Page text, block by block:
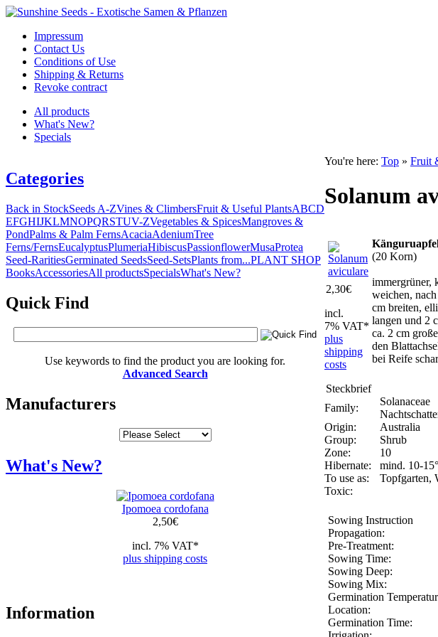
Impressum
Contact Us
Conditions of Use
Shipping & Returns
Revoke contract
All products
What's New?
Specials
Categories
Back in StockSeeds A-ZVines & ClimbersFruit & Useful PlantsABCD
EFGHIJKLMNOPQRSTUV-ZVegetables & SpicesMangroves &
PondPalms & Palm FernsAcaciaAdeniumTree
Ferns/FernsEucalyptusPlumeriaHibiscusPassionflowerMusaProtea
Seed-RaritiesGerminated SeedsSeed-SetsPlants from...PLANT SHOP
BooksAccessoriesAll productsSpecialsWhat's New?
Quick Find
Use keywords to find the product you are looking for.
Advanced Search
Manufacturers
What's New?
Ipomoea cordofana
2,50€
incl. 7% VAT*
plus shipping costs
Information
You're here: Top » Fruit
Solanum
2,30€
incl.
7% VAT*
plus
shipping
costs
(20 Korn)
immergrüner,
weichen,
cm breiten,
langen und 2
ca. 2 cm
den
bei Reife
Steckbrief
Family:
Solanaceae
Origin:
Australia
Group:
Shrub
Zone:
10
Hibernate:
mind. 10-
To use as:
Topfgarten,
Toxic:
Sowing Instruction
Propagation:
Pre-Treatment:
Sowing Time:
Sowing Deep:
Sowing Mix:
Germination
Location:
Germination Time: